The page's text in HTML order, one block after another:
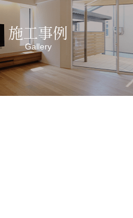
施工事例
Gallery